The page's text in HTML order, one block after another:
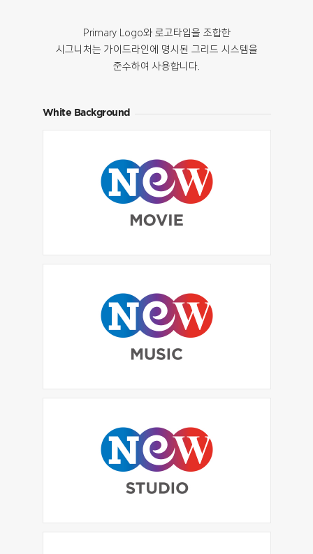
Primary Logo와 로고타입을 조합한
시그니처는 가이드라인에 명시된 그리드 시스템을
준수하여 사용합니다.
White Background